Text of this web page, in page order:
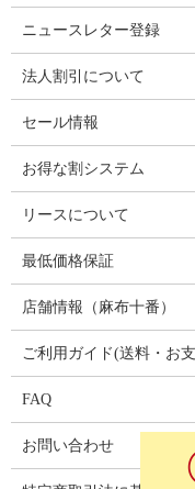
ニュースレター登録
法人割引について
セール情報
お得な割システム
リースについて
最低価格保証
店舗情報（麻布十番）
ご利用ガイド(送料・お
FAQ
お問い合わせ